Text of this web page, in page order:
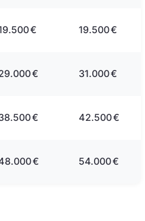
€ 19.500 €
€ 31.000 €
€ 42.500 €
€ 54.000 €